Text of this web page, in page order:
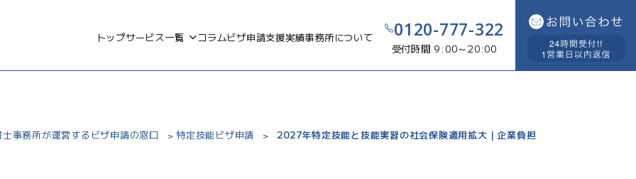
トップサービス一覧 コラムビザ申請支援実績事務所について 0120-777-322
受付時間 9:00～20:00
事務所が運営するビザ申請の窓口 > 特定技能ビザ申請 > 2027年特定技能と技能実習の社会保険適用拡大｜企業負担